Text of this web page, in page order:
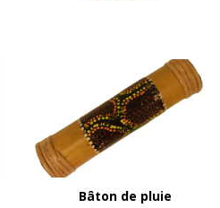
Bâton de pluie